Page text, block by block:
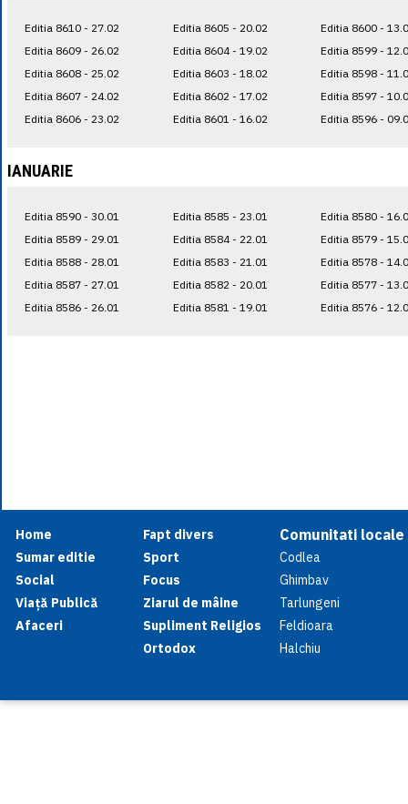
Editia 8610 - 27.02
Editia 8609 - 26.02
Editia 8608 - 25.02
Editia 8607 - 24.02
Editia 8606 - 23.02
Editia 8605 - 20.02
Editia 8604 - 19.02
Editia 8603 - 18.02
Editia 8602 - 17.02
Editia 8601 - 16.02
Editia 8600 -
Editia 8599 -
Editia 8598 -
Editia 8597 -
Editia 8596 -
IANUARIE
Editia 8590 - 30.01
Editia 8589 - 29.01
Editia 8588 - 28.01
Editia 8587 - 27.01
Editia 8586 - 26.01
Editia 8585 - 23.01
Editia 8584 - 22.01
Editia 8583 - 21.01
Editia 8582 - 20.01
Editia 8581 - 19.01
Editia 8580 -
Editia 8579 -
Editia 8578 -
Editia 8577 -
Editia 8576 -
Home
Sumar editie
Social
Viață Publică
Afaceri
Fapt divers
Sport
Focus
Ziarul de mâine
Supliment Religios
Ortodox
Comunitati locale
Codlea
Ghimbav
Tarlungeni
Feldioara
Halchiu